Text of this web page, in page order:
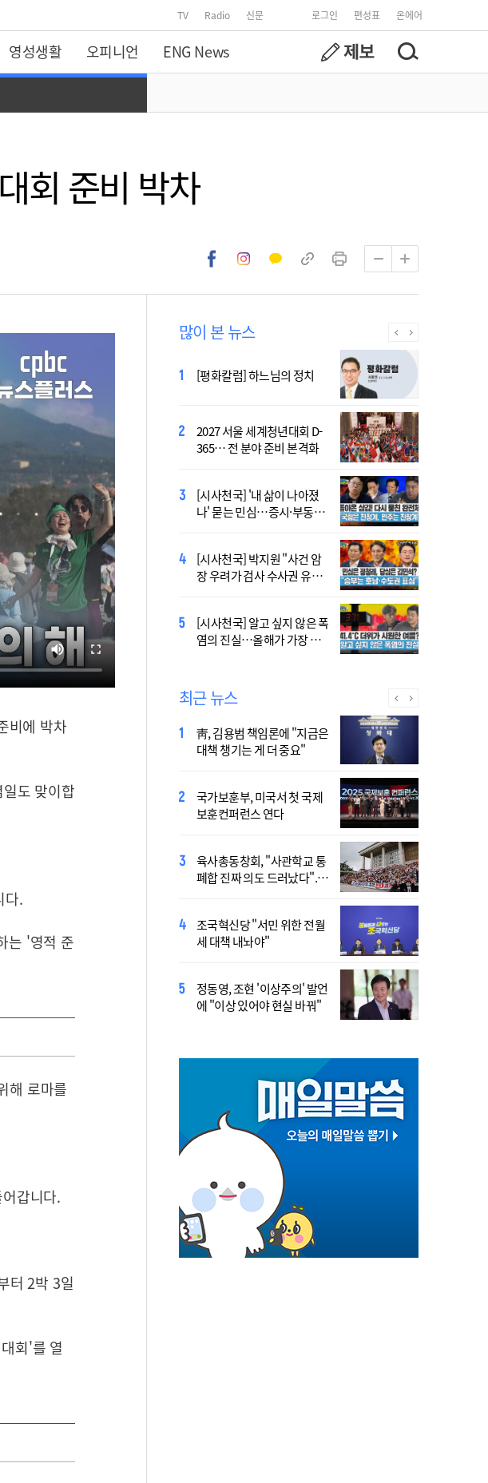
TV Radio 신문 로그인 편성표 온에어
영성생활 오피니언 ENG News
회 준비 박차
비에 박차
도 맞이합
다.
는 '영적 준
해 로마를
갑니다.
터 2박 3일
회'를 열
많이 본 뉴스
[평화칼럼] 하느님의 정치
2027 서울 세계청년대회 D-
365… 전 분야 준비 본격화
[시사천국] '내 삶이 나아졌
나' 묻는 민심…증시·부동산
[시사천국] 박지원 "사건 암
장 우려가 검사 수사권 유지
[시사천국] 알고 싶지 않은 폭
염의 진실…올해가 가장 시
[시사천국] 서미화 "시각장애
여성 첫 최고위 도전…사회
[시사천국] 보완수사권 폐지
격돌…공소기각 조항도 논란
2027 서울 WYD 공식 주제가
오늘 공개…한국인 곡 선정
[부음] 대전교구 최교성 신부
선종
2027 서울 세계청년대회 주
제가 공개…희망의 선율 울
최근 뉴스
靑, 김용범 책임론에 "지금은
대책 챙기는 게 더 중요"
국가보훈부, 미국서 첫 국제
보훈컨퍼런스 연다
육사총동창회, "사관학교 통
폐합 진짜 의도 드러났다"...
조국혁신당 "서민 위한 전월
세 대책 내놔야"
정동영, 조현 '이상주의' 발언
에 "이상 있어야 현실 바꿔"
교황, 11월 남미 3개국 사도
순방…10개 도시 방문
[시사천국] 홍춘욱 "단일종목 레버리지 ETF는
없애는 게 맞다"
발언 파장…"사석에서도 안
될 말"
"WYD 잘 뒷받침하겠다"
"2029 대전 인빅터스 게임 본
격 시동"